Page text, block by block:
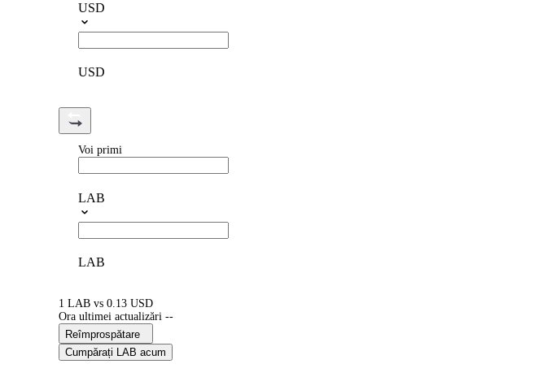
USD
USD
Voi primi
LAB
LAB
1 LAB vs 0.13 USD
Ora ultimei actualizări --
Reîmprospătare
Cumpărați LAB acum